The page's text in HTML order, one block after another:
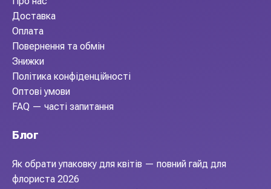
Доставка
Оплата
Повернення та обмін
Знижки
Політика конфіденційності
Оптові умови
FAQ — часті запитання
Блог
Як обрати упаковку для квітів — повний гайд для
флориста 2026